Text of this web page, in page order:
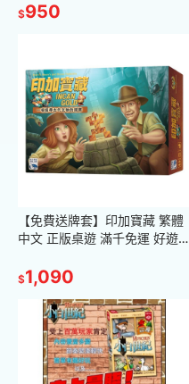
桌遊/兩人桌遊/帕特農/擴充
$950
【免費送牌套】印加寶藏 繁體
中文 正版桌遊 滿千免運 好遊戲
親子桌遊 教學影片
$1,090